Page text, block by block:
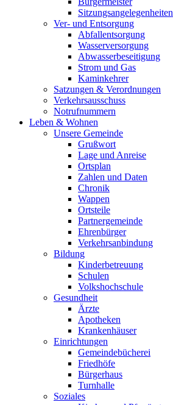
Sitzungsangelegenheiten
Ver- und Entsorgung
Abfallentsorgung
Wasserversorgung
Abwasserbeseitigung
Strom und Gas
Kaminkehrer
Satzungen & Verordnungen
Verkehrsausschuss
Notrufnummern
Leben & Wohnen
Unsere Gemeinde
Grußwort
Lage und Anreise
Ortsplan
Zahlen und Daten
Chronik
Wappen
Ortsteile
Partnergemeinde
Ehrenbürger
Verkehrsanbindung
Bildung
Kinderbetreuung
Schulen
Volkshochschule
Gesundheit
Ärzte
Apotheken
Krankenhäuser
Einrichtungen
Gemeindebücherei
Friedhöfe
Bürgerhaus
Turnhalle
Soziales